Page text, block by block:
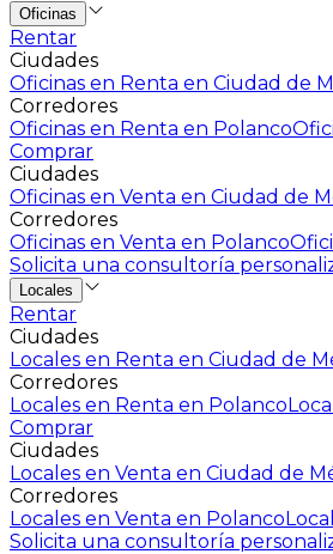
Oficinas
Rentar
Ciudades
Oficinas en Renta en Ciudad de
Corredores
Oficinas en Renta en Polanco
Comprar
Ciudades
Oficinas en Venta en Ciudad de
Corredores
Oficinas en Venta en Polanco
Solicita una consultoría
Locales
Rentar
Ciudades
Locales en Renta en Ciudad de
Corredores
Locales en Renta en Polanco
Comprar
Ciudades
Locales en Venta en Ciudad de
Corredores
Locales en Venta en Polanco
Solicita una consultoría